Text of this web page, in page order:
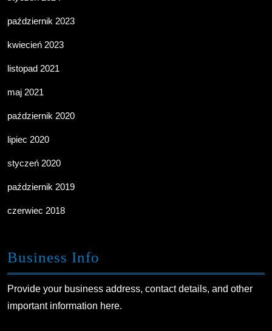
październik 2023
kwiecień 2023
listopad 2021
maj 2021
październik 2020
lipiec 2020
styczeń 2020
październik 2019
czerwiec 2018
Business Info
Provide your business address, contact details, and other
important information here.